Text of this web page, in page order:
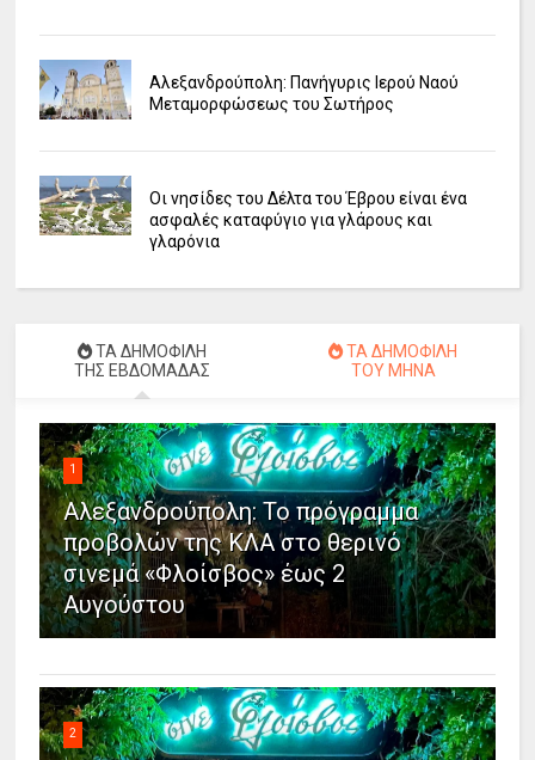
Αλεξανδρούπολη: Πανήγυρις Ιερού Ναού
Μεταμορφώσεως του Σωτήρος
Οι νησίδες του Δέλτα του Έβρου είναι ένα
ασφαλές καταφύγιο για γλάρους και
γλαρόνια
ΤΑ ΔΗΜΟΦΙΛΗ
ΤΗΣ ΕΒΔΟΜΑΔΑΣ
ΤΑ ΔΗΜΟΦΙΛΗ
ΤΟΥ ΜΗΝΑ
1
Αλεξανδρούπολη: Το πρόγραμμα
προβολών της ΚΛΑ στο θερινό
σινεμά «Φλοίσβος» έως 2
Αυγούστου
2